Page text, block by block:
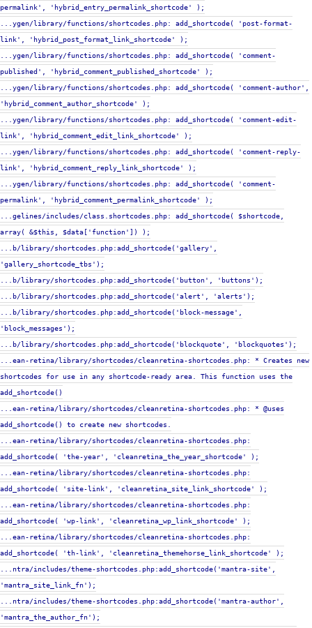
permalink', 'hybrid_entry_permalink_shortcode' );
...ygen/library/functions/shortcodes.php: add_shortcode( 'post-format-
link', 'hybrid_post_format_link_shortcode' );
...ygen/library/functions/shortcodes.php: add_shortcode( 'comment-
published', 'hybrid_comment_published_shortcode' );
...ygen/library/functions/shortcodes.php: add_shortcode( 'comment-author',
'hybrid_comment_author_shortcode' );
...ygen/library/functions/shortcodes.php: add_shortcode( 'comment-edit-
link', 'hybrid_comment_edit_link_shortcode' );
...ygen/library/functions/shortcodes.php: add_shortcode( 'comment-reply-
link', 'hybrid_comment_reply_link_shortcode' );
...ygen/library/functions/shortcodes.php: add_shortcode( 'comment-
permalink', 'hybrid_comment_permalink_shortcode' );
...gelines/includes/class.shortcodes.php: add_shortcode( $shortcode,
array( &$this, $data['function']) );
...b/library/shortcodes.php:add_shortcode('gallery',
'gallery_shortcode_tbs');
...b/library/shortcodes.php:add_shortcode('button', 'buttons');
...b/library/shortcodes.php:add_shortcode('alert', 'alerts');
...b/library/shortcodes.php:add_shortcode('block-message',
'block_messages');
...b/library/shortcodes.php:add_shortcode('blockquote', 'blockquotes');
...ean-retina/library/shortcodes/cleanretina-shortcodes.php: * Creates new
shortcodes for use in any shortcode-ready area. This function uses the
add_shortcode()
...ean-retina/library/shortcodes/cleanretina-shortcodes.php: * @uses
add_shortcode() to create new shortcodes.
...ean-retina/library/shortcodes/cleanretina-shortcodes.php:
add_shortcode( 'the-year', 'cleanretina_the_year_shortcode' );
...ean-retina/library/shortcodes/cleanretina-shortcodes.php:
add_shortcode( 'site-link', 'cleanretina_site_link_shortcode' );
...ean-retina/library/shortcodes/cleanretina-shortcodes.php:
add_shortcode( 'wp-link', 'cleanretina_wp_link_shortcode' );
...ean-retina/library/shortcodes/cleanretina-shortcodes.php:
add_shortcode( 'th-link', 'cleanretina_themehorse_link_shortcode' );
...ntra/includes/theme-shortcodes.php:add_shortcode('mantra-site',
'mantra_site_link_fn');
...ntra/includes/theme-shortcodes.php:add_shortcode('mantra-author',
'mantra_the_author_fn');